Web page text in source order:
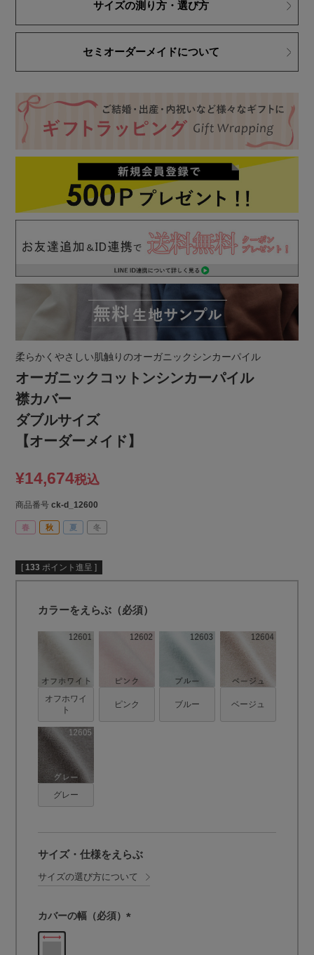
サイズの測り方・選び方
セミオーダーメイドについて
柔らかくやさしい肌触りのオーガニックシンカーパイル
オーガニックコットンシンカーパイル
襟カバー
ダブルサイズ
【オーダーメイド】
¥14,674税込
商品番号 ck-d_12600
春 秋 夏 冬
[ 133 ポイント進呈 ]
カラーをえらぶ（必須）
オフホワイ
ト
ピンク ブルー ベージュ
グレー
サイズ・仕様をえらぶ
サイズの選び方について
カバーの幅（必須）